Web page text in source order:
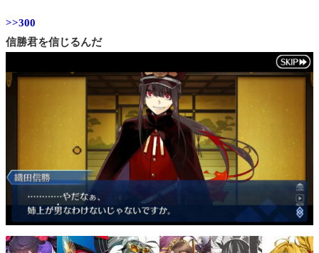
>>300
信勝君を信じるんだ